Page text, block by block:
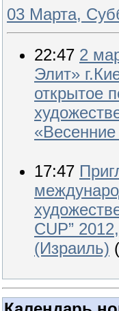
03 Марта,
22:47 2
Элит»
открытое
«Весенние
17:47
CUP”
(Израиль)